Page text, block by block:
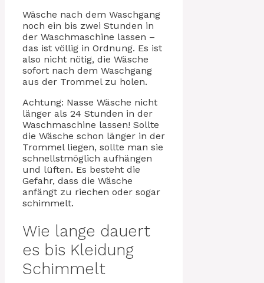
Wäsche nach dem Waschgang
noch ein bis zwei Stunden in
der Waschmaschine lassen –
das ist völlig in Ordnung. Es ist
also nicht nötig, die Wäsche
sofort nach dem Waschgang
aus der Trommel zu holen.
Achtung: Nasse Wäsche nicht
länger als 24 Stunden in der
Waschmaschine lassen! Sollte
die Wäsche schon länger in der
Trommel liegen, sollte man sie
schnellstmöglich aufhängen
und lüften. Es besteht die
Gefahr, dass die Wäsche
anfängt zu riechen oder sogar
schimmelt.
Wie lange dauert
es bis Kleidung
Schimmelt